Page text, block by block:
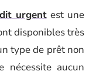
urgentest une
disponibles très
type de prêt non
nécessite aucun